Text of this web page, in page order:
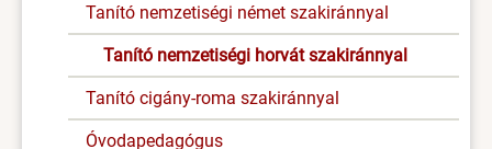
Tanító nemzetiségi német szakiránnyal
Tanító nemzetiségi horvát szakiránnyal
Tanító cigány-roma szakiránnyal
Óvodapedagógus